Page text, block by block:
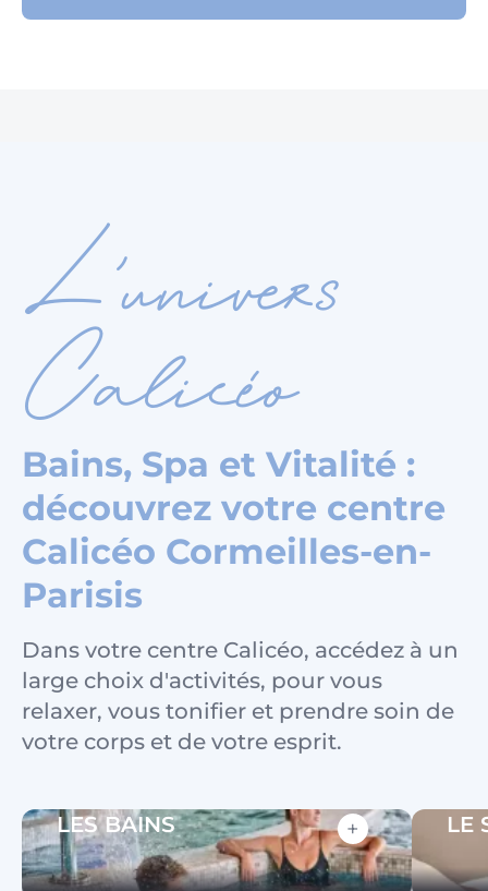
L'univers
Calicéo
Bains, Spa et Vitalité :
découvrez votre centre
Calicéo Cormeilles-en-
Parisis
Dans votre centre Calicéo, accédez à un
large choix d'activités, pour vous
relaxer, vous tonifier et prendre soin de
votre corps et de votre esprit.
LES BAINS + LE